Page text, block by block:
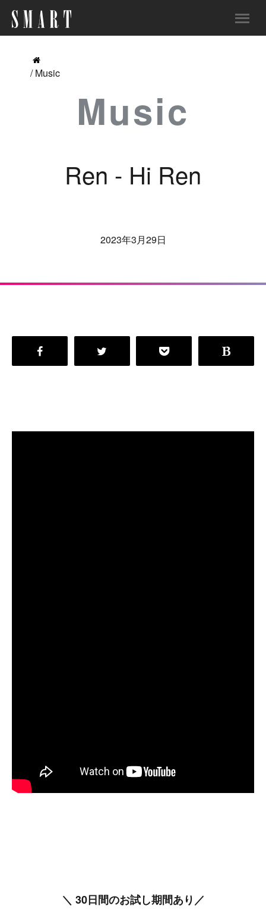
/ Music
Music
Ren - Hi Ren
2023年3月29日
＼ 30日間のお試し期間あり／